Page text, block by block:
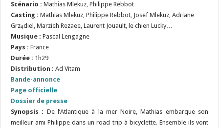
Scénario:Mathias Mlekuz,Philippe Rebbot
Casting :Mathias Mlekuz, Philippe Rebbot, Josef Mlekuz, Adriane
Grządiel, Marzieh Rezaee, Laurent Jouault, le chien Lucky…
Musique : Pascal Lengagne
Pays : France
Durée : 1h29
Distribution : Ad Vitam
Bande-annonce
Page officielle
Dossier de presse
Synopsis : De l’Atlantique à la mer Noire, Mathias embarque son
meilleur ami Philippe dans un road trip à bicyclette. Ensemble ils vont